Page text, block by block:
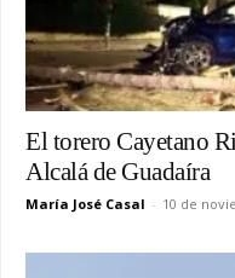
El torero Cayetano
Alcalá de Guadaíra
María José Casal - 10 de